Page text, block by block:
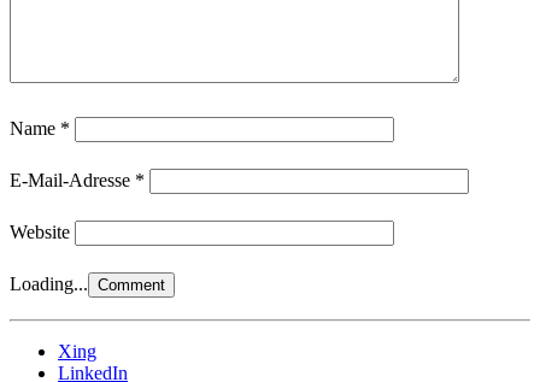
Name *
E-Mail-Adresse *
Website
Loading...
Xing
LinkedIn